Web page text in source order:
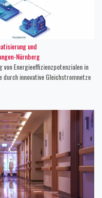
und
Nürnberg
Energieeffizienzpotenzialen in
innovative Gleichstromnetze